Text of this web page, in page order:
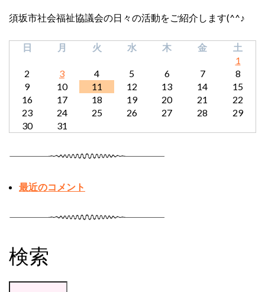
須坂市社会福祉協議会の日々の活動をご紹介します(^^♪
日 月 火 水 木 金
土
1
2
3 4 5 6 7
8
9
10 11 12 13 14
15
16
17 18 19 20 21
22
23
24 25 26 27 28
29
30
31
最近のコメント
検索